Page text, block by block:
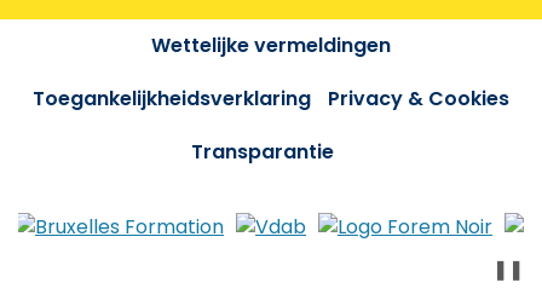
Wettelijke vermeldingen
Toegankelijkheidsverklaring
Privacy & Cookies
Transparantie
❚❚